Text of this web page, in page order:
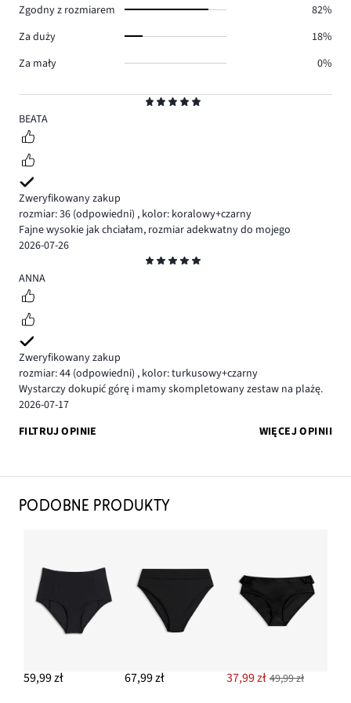
5
BEATA
Zweryfikowany zakup
rozmiar: 36 (odpowiedni) , kolor: koralowy+czarny
Fajne wysokie jak chciałam, rozmiar adekwatny do mojego
2026-07-26
5
ANNA
Zweryfikowany zakup
rozmiar: 44 (odpowiedni) , kolor: turkusowy+czarny
Wystarczy dokupić górę i mamy skompletowany zestaw na plażę.
2026-07-17
FILTRUJ OPINIE
WIĘCEJ OPINII
Zgodny z rozmiarem
82%
Za duży
18%
Za mały
0%
PODOBNE PRODUKTY
59,99 zł 67,99 zł 37,99 zł 49,99 zł